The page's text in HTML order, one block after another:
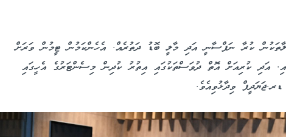
ކުރާ ނަފްސާނީ އަދި މާލީ ބޮޑު ދަތުރެއް. އެހެންކަމުން ޓީމުން ވަރަށް
އަދި ކުރިއަށް އޮތް ދުވަސްތަކުގައި އިތުރު ކުދިން މިސެންޓަރުގެ އެހީގައި
ވިދާޅުވިއެވެ.